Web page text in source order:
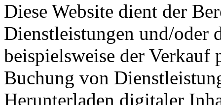
Diese Website dient der
Dienstleistungen und/oder
beispielsweise der Verkauf
Buchung von
Herunterladen digitaler